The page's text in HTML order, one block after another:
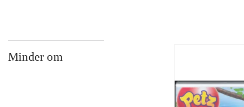
Minder om